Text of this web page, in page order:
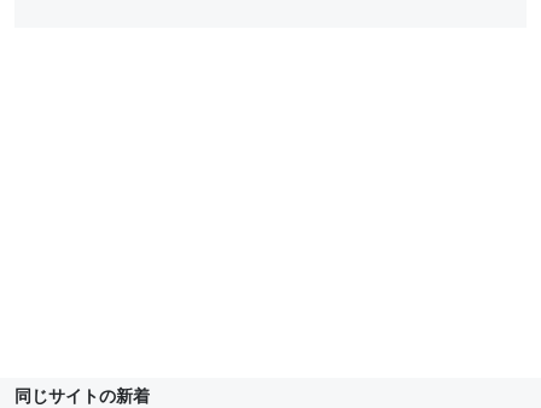
同じサイトの新着